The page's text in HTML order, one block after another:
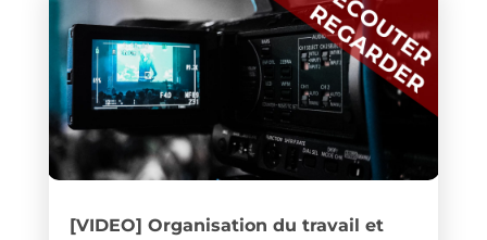
[VIDEO] Organisation du travail et